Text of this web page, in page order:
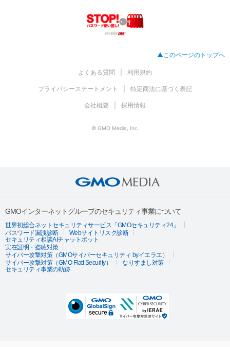
▲このページのトップへ
よくある質問 利用規約
プライバシーステートメント 特定商法に基づく表記
会社概要 採用情報
© GMO Media, Inc.
GMOインターネットグループのセキュリティ事業について
世界初総合ネットセキュリティサービス「GMOセキュリティ24」
パスワード漏洩診断
Webサイトリスク診断
セキュリティ相談AIチャットボット
実在証明・盗聴対策
サイバー攻撃対策（GMOサイバーセキュリティ byイエラエ）
サイバー攻撃対策（GMO Flatt Security）
なりすまし対策
セキュリティ事業の軌跡